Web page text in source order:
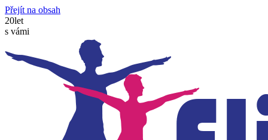
Přejít na obsah
20let
s vámi